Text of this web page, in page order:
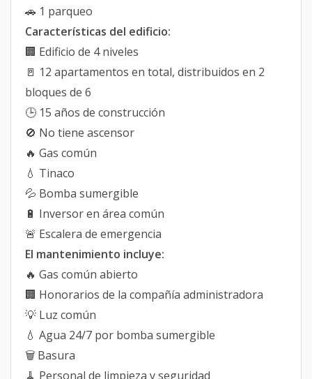
🚗 1 parqueo
Características del edificio:
🏢 Edificio de 4 niveles
🚪 12 apartamentos en total, distribuidos en 2
bloques de 6
🕒 15 años de construcción
🚫 No tiene ascensor
🔥 Gas común
💧 Tinaco
💦 Bomba sumergible
🔋 Inversor en área común
🚨 Escalera de emergencia
El mantenimiento incluye:
🔥 Gas común abierto
🏢 Honorarios de la compañía administradora
💡 Luz común
💧 Agua 24/7 por bomba sumergible
🗑️ Basura
🧹 Personal de limpieza y seguridad